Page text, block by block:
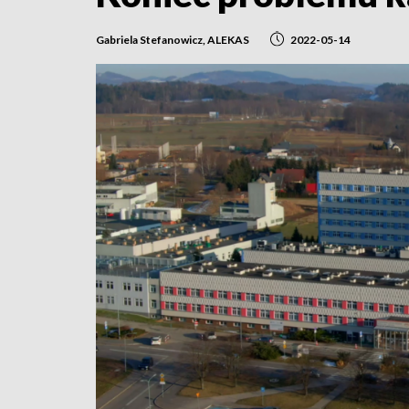
Gabriela Stefanowicz, ALEKAS 2022-05-14